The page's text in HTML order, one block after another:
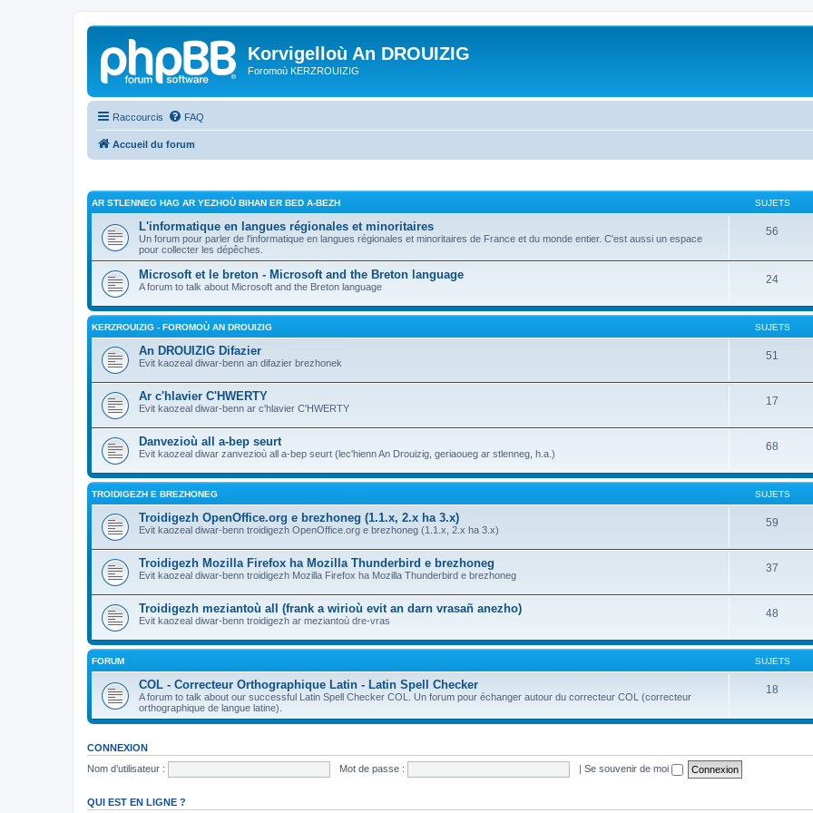
Korvigelloù An DROUIZIG
Foromoù KERZROUIZIG
Raccourcis FAQ
Accueil du forum
AR STLENNEG HAG AR YEZHOÙ BIHAN ER BED A-BEZH SUJETS
L'informatique en langues régionales et minoritaires
Un forum pour parler de l'informatique en langues régionales et minoritaires de France et du monde entier. C'est aussi un espace
pour collecter les dépêches.
56
Microsoft et le breton - Microsoft and the Breton language
A forum to talk about Microsoft and the Breton language
24
KERZROUIZIG - FOROMOÙ AN DROUIZIG SUJETS
An DROUIZIG Difazier
Evit kaozeal diwar-benn an difazier brezhonek
51
Ar c'hlavier C'HWERTY
Evit kaozeal diwar-benn ar c'hlavier C'HWERTY
17
Danvezioù all a-bep seurt
Evit kaozeal diwar zanvezioù all a-bep seurt (lec'hienn An Drouizig, geriaoueg ar stlenneg, h.a.)
68
TROIDIGEZH E BREZHONEG SUJETS
Troidigezh OpenOffice.org e brezhoneg (1.1.x, 2.x ha 3.x)
Evit kaozeal diwar-benn troidigezh OpenOffice.org e brezhoneg (1.1.x, 2.x ha 3.x)
59
Troidigezh Mozilla Firefox ha Mozilla Thunderbird e brezhoneg
Evit kaozeal diwar-benn troidigezh Mozilla Firefox ha Mozilla Thunderbird e brezhoneg
37
Troidigezh meziantoù all (frank a wirioù evit an darn vrasañ anezho)
Evit kaozeal diwar-benn troidigezh ar meziantoù dre-vras
48
FORUM SUJETS
COL - Correcteur Orthographique Latin - Latin Spell Checker
A forum to talk about our successful Latin Spell Checker COL. Un forum pour échanger autour du correcteur COL (correcteur
orthographique de langue latine).
18
CONNEXION
Nom d’utilisateur :
Mot de passe : | Se souvenir de moi
QUI EST EN LIGNE ?